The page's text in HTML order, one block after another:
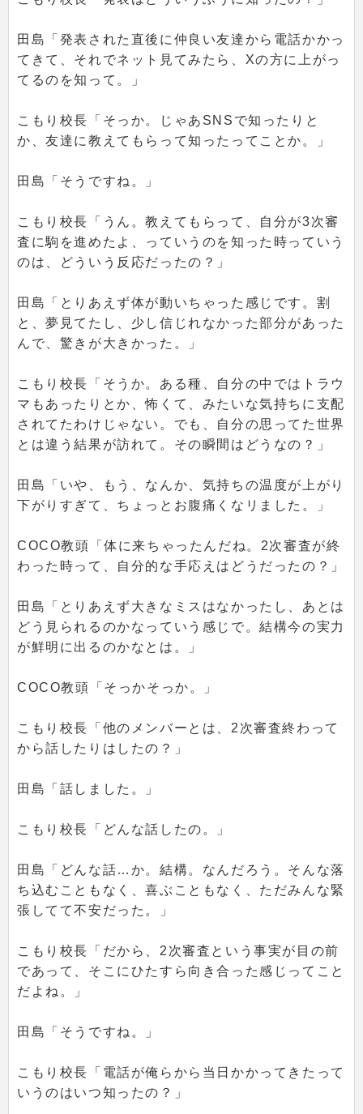
田島「発表された直後に仲良い友達から電話かかっ
てきて、それでネット見てみたら、Xの方に上がっ
てるのを知って。」
こもり校長「そっか。じゃあSNSで知ったりと
か、友達に教えてもらって知ったってことか。」
田島「そうですね。」
こもり校長「うん。教えてもらって、自分が3次審
査に駒を進めたよ、っていうのを知った時っていう
のは、どういう反応だったの？」
田島「とりあえず体が動いちゃった感じです。割
と、夢見てたし、少し信じれなかった部分があった
んで、驚きが大きかった。」
こもり校長「そうか。ある種、自分の中ではトラウ
マもあったりとか、怖くて、みたいな気持ちに支配
されてたわけじゃない。でも、自分の思ってた世界
とは違う結果が訪れて。その瞬間はどうなの？」
田島「いや、もう、なんか、気持ちの温度が上がり
下がりすぎて、ちょっとお腹痛くなリました。」
COCO教頭「体に来ちゃったんだね。2次審査が終
わった時って、自分的な手応えはどうだったの？」
田島「とりあえず大きなミスはなかったし、あとは
どう見られるのかなっていう感じで。結構今の実力
が鮮明に出るのかなとは。」
COCO教頭「そっかそっか。」
こもり校長「他のメンバーとは、2次審査終わって
から話したりはしたの？」
田島「話しました。」
こもり校長「どんな話したの。」
田島「どんな話…か。結構。なんだろう。そんな落
ち込むこともなく、喜ぶこともなく、ただみんな緊
張してて不安だった。」
こもり校長「だから、2次審査という事実が目の前
であって、そこにひたすら向き合った感じってこと
だよね。」
田島「そうですね。」
こもり校長「電話が俺らから当日かかってきたって
いうのはいつ知ったの？」